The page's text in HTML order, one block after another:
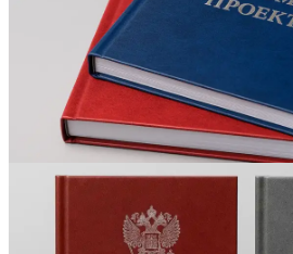
Вакансии
О компании
Написать директору
Арендодателям